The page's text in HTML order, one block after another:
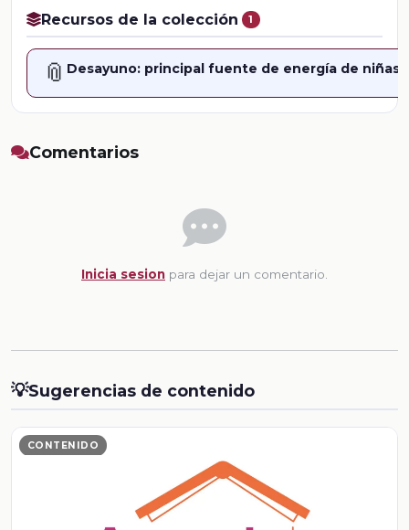
Recursos de la colección 1
📎 Desayuno: principal fuente de energía de
Comentarios
Inicia sesion para dejar un comentario.
💡Sugerencias de contenido
CONTENIDO